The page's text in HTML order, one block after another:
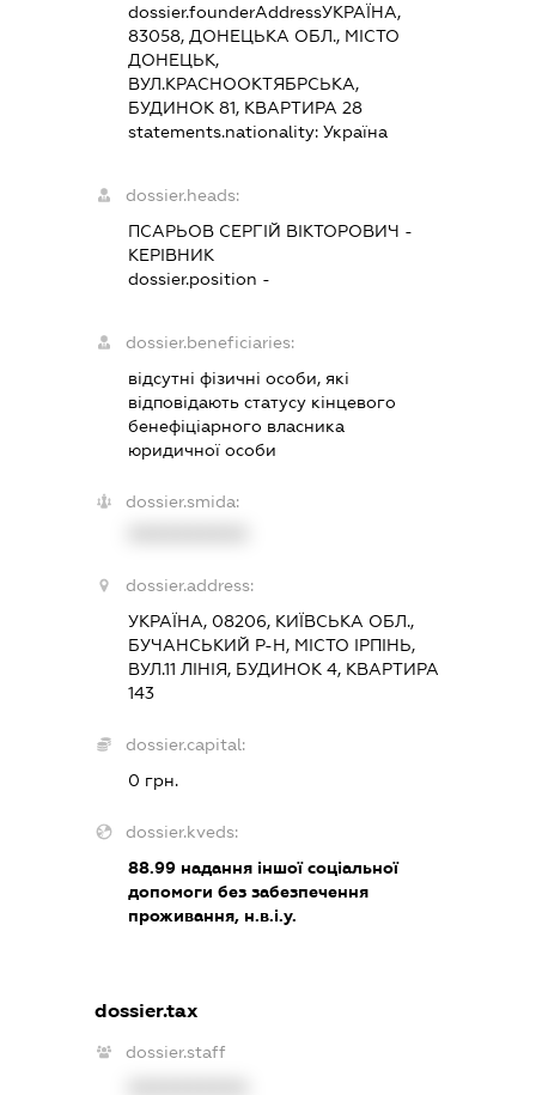
dossier.founderAddressУКРАЇНА,
83058, ДОНЕЦЬКА ОБЛ., МІСТО
ДОНЕЦЬК,
ВУЛ.КРАСНООКТЯБРСЬКА,
БУДИНОК 81, КВАРТИРА 28
statements.nationality:Україна
dossier.heads:
ПСАРЬОВ СЕРГІЙ ВІКТОРОВИЧ -
КЕРІВНИК
dossier.position -
dossier.beneficiaries:
відсутні фізичні особи, які
відповідають статусу кінцевого
бенефіціарного власника
юридичної особи
dossier.smida:
dossier.address:
УКРАЇНА, 08206, КИЇВСЬКА ОБЛ.,
БУЧАНСЬКИЙ Р-Н, МІСТО ІРПІНЬ,
ВУЛ.11 ЛІНІЯ, БУДИНОК 4, КВАРТИРА
143
dossier.capital:
0 грн.
dossier.kveds:
88.99 надання іншої соціальної
допомоги без забезпечення
проживання, н.в.і.у.
dossier.tax
dossier.staff